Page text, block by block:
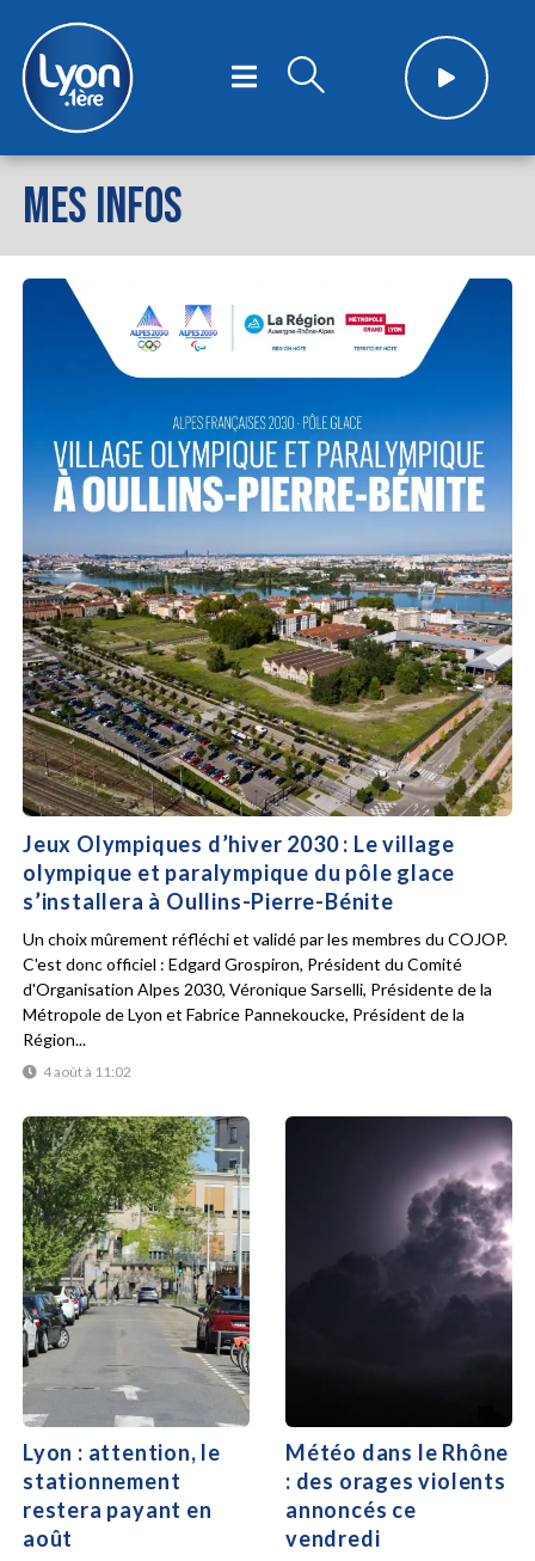
MES INFOS
Jeux Olympiques d’hiver 2030 : Le village
olympique et paralympique du pôle glace
s’installera à Oullins-Pierre-Bénite
4 août à 11:02
Un choix mûrement réfléchi et validé par les membres du COJOP.
C'est donc officiel : Edgard Grospiron, Président du Comité
d'Organisation Alpes 2030, Véronique Sarselli, Présidente de la
Métropole de Lyon et Fabrice Pannekoucke, Président de la
Région...
Lyon : attention, le
stationnement
restera payant en
août
Météo dans le Rhône
: des orages violents
annoncés ce
vendredi